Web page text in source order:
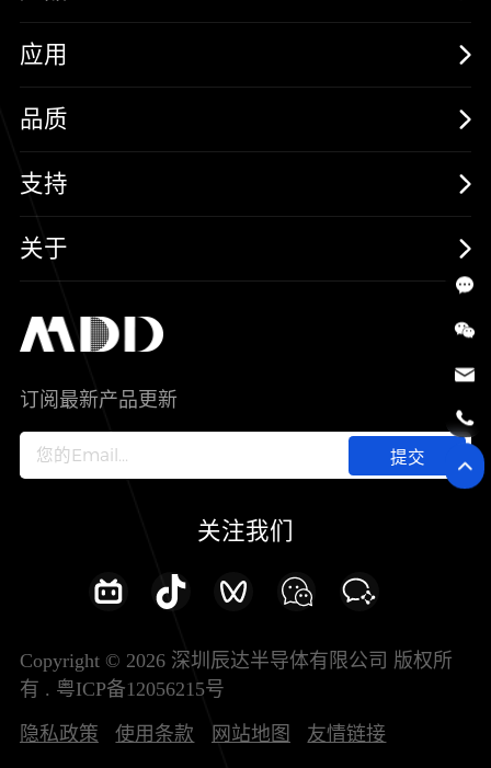
MOSFETs
保护器件
三极管
SiC
IC
应用
消费电子
汽车电子
新能源
智能家居
新兴行业
品质
可靠性实验室
质量与环境
其他信息(PCN)
支持
样品与支持
关于
加入我们
订阅最新产品更新
提交
关注我们
Copyright © 2026 深圳辰达半导体有限公司 版权所
有 . 粤ICP备12056215号
隐私政策 使用条款 网站地图 友情链接